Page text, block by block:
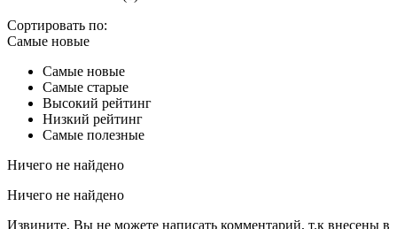
Сортировать по:
Самые новые
Самые новые
Самые старые
Высокий рейтинг
Низкий рейтинг
Самые полезные
Ничего не найдено
Ничего не найдено
Извините, Вы не можете написать комментарий, т.к внесены в